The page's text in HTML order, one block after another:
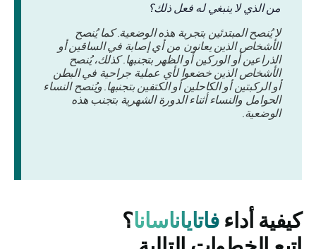
من الذي لا ينبغي له فعل ذلك؟
لا يُنصح المبتدئين بتجربة هذه الوضعية. كما يُنصح
الأشخاص الذين يعانون من أي إصابة في الساقين أو
الذراعين أو الوركين أو الظهر بتجنبها. كذلك، يُنصح
الأشخاص الذين خضعوا لأي عملية جراحية في البطن
أو الركبتين أو الكاحلين أو الكتفين بتجنبها. ويُنصح النساء
الحوامل والنساء أثناء الدورة الشهرية بتجنب هذه
الوضعية.
كيفية أداءفاتاياناسانا؟